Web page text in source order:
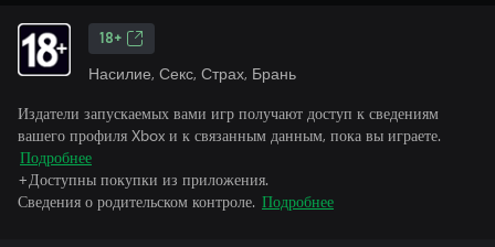
18+
Насилие, Секс, Страх, Брань
Издатели запускаемых вами игр получают доступ к сведениям
вашего профиля Xbox и к связанным данным, пока вы играете.
Подробнее
+Доступны покупки из приложения.
Сведения о родительском контроле. Подробнее